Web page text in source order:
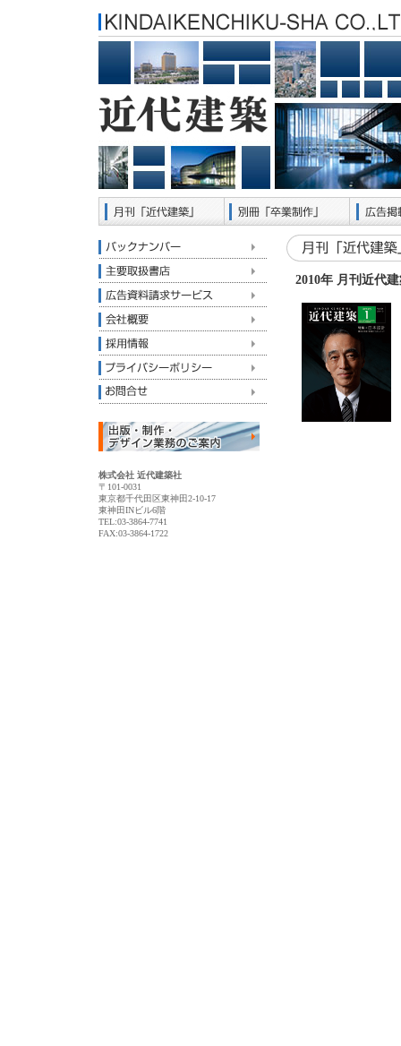
株式会社 近代建築社
〒101-0031
東京都千代田区東神田2-10-17
東神田INビル6階
TEL:03-3864-7741
FAX:03-3864-1722
2010年 月刊近代